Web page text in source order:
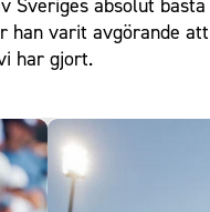
Sveriges absolut bästa
han varit avgörande att
har gjort.